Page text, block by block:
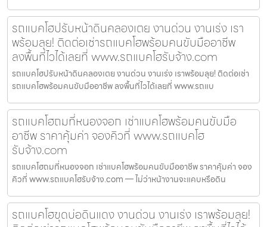
รถแบคโฮปรับหน้าดินคลองเตย งานด่วน งานเร่ง เรา
พร้อมลุย! ติดต่อเช่ารถแบคโฮพร้อมคนขับมืออาชีพ
ลงพื้นที่ไวได้เลยที่ www.รถแบคโฮรับจ้าง.com
รถแบคโฮปรับหน้าดินคลองเตย งานด่วน งานเร่ง เราพร้อมลุย! ติดต่อเช่า
รถแบคโฮพร้อมคนขับมืออาชีพ ลงพื้นที่ไวได้เลยที่ www.รถแบ
รถแบคโฮถมที่หนองจอก เช่าแบคโฮพร้อมคนขับมือ
อาชีพ ราคาคุ้มค่า จองคิวที่ www.รถแบคโฮ
รับจ้าง.com
รถแบคโฮถมที่หนองจอก เช่าแบคโฮพร้อมคนขับมืออาชีพ ราคาคุ้มค่า จอง
คิวที่ www.รถแบคโฮรับจ้าง.com — ไม่ว่าหน้างานจะแคบหรือดิน
รถแบคโฮขุดบ่อดินแดง งานด่วน งานเร่ง เราพร้อมลุย!